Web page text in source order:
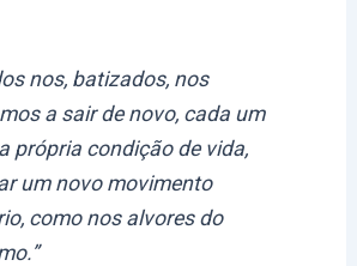
nos, batizados, nos
a sair de novo, cada um
própria condição de vida,
um novo movimento
como nos alvores do